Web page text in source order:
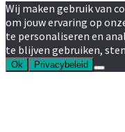
Wij maken gebruik van
om jouw ervaring op
te personaliseren en
te blijven gebruiken,
Ok Privacybeleid